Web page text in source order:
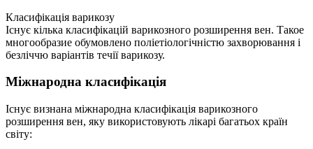
Класифікація варикозу
Існує кілька класифікацій варикозного розширення вен. Такое
многообразие обумовлено поліетіологічністю захворювання і
безліччю варіантів течії варикозу.
Міжнародна класифікація
Існує визнана міжнародна класифікація варикозного
розширення вен, яку використовують лікарі багатьох країн
світу: